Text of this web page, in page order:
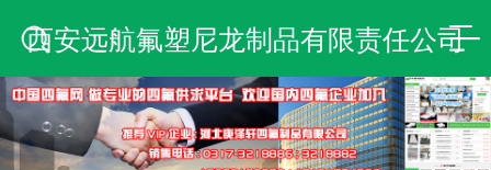
西安远航氟塑尼龙制品有限责任公司